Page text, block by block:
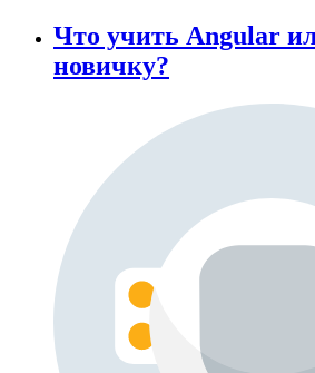
Что учить Angular
новичку?